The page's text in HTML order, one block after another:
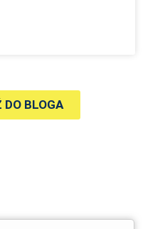
DO BLOGA